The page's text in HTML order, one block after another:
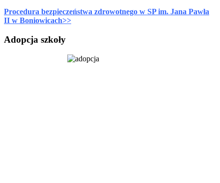
Procedura bezpieczeństwa zdrowotnego w SP im. Jana Pawła
II w Boniowicach>>
Adopcja szkoły